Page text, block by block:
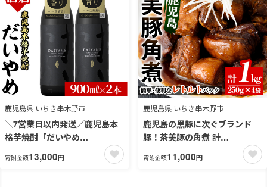
鹿児島県 いちき串木野市
＼7営業日以内発送／鹿児島本
格芋焼酎「だいやめ
(DAIYAME)」(900ml×2本) 国
産 九州産 鹿児島 濱田酒造 酒
寄附金額13,000円
鹿児島県 いちき串木野市
鹿児島の黒豚に次ぐブランド
豚！茶美豚の角煮 計
1kg(250g×4パック) 国産 国産
豚 九州産 茶美豚 チャーミート
寄附金額11,000円